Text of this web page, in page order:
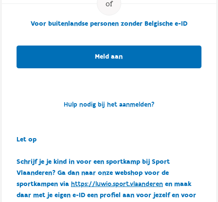
Voor buitenlandse personen zonder Belgische e-ID
Meld aan
Hulp nodig bij het aanmelden?
Let op
Schrijf je je kind in voor een sportkamp bij Sport
Vlaanderen? Ga dan naar onze webshop voor de
sportkampen via https://luwio.sport.vlaanderenen maak
daar met je eigen e-ID een profiel aan voor jezelf en voor